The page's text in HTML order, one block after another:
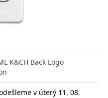
K&CH Back Logo
v úterý 11. 08.
nabíjení 33W
úterý 11. 08.
Síťová